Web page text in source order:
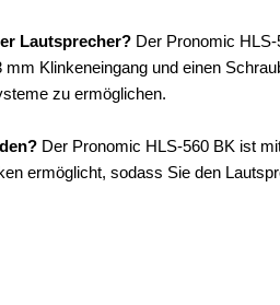
Lautsprecher? Der Pronomic
Klinkeneingang und einen
zu ermöglichen.
Der Pronomic HLS-560 BK ist
ermöglicht, sodass Sie den